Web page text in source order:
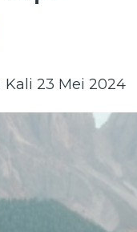
23 Mei 2024